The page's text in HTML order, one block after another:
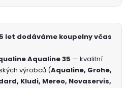
let dodáváme koupelny včas
Aqualine 35 — kvalitní
výrobců (Aqualine, Grohe,
Kludi, Mereo, Novaservis,